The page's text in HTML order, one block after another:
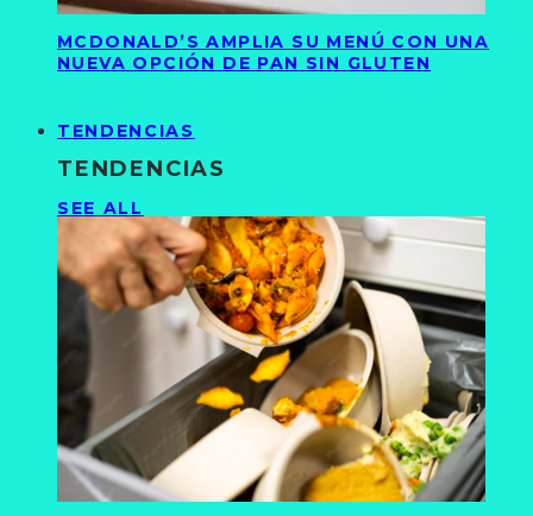
MCDONALD’S AMPLIA SU MENÚ CON UNA
NUEVA OPCIÓN DE PAN SIN GLUTEN
TENDENCIAS
TENDENCIAS
SEE ALL